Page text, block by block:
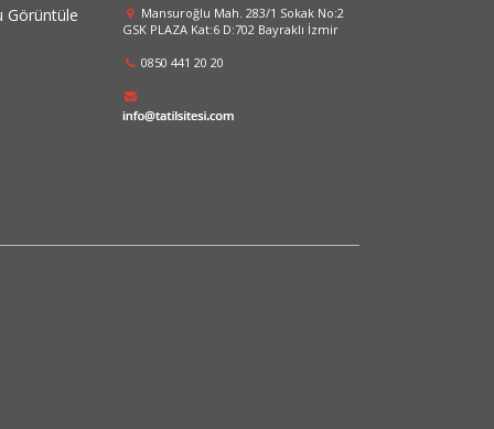
Görüntüle
Mansuroğlu Mah. 283/1 Sokak No:2
GSK PLAZA Kat:6 D:702 Bayraklı İzmir
0850 441 20 20